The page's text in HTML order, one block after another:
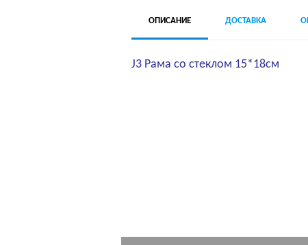
ОПИСАНИЕ ДОСТАВКА
J3 Рама со стеклом 15*18см